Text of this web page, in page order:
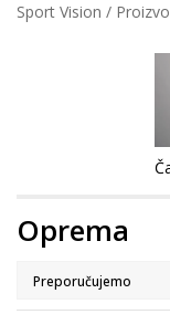
Sport Vision
Oprema